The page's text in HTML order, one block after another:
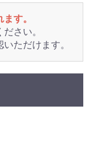
す。
さい。
ただけます。